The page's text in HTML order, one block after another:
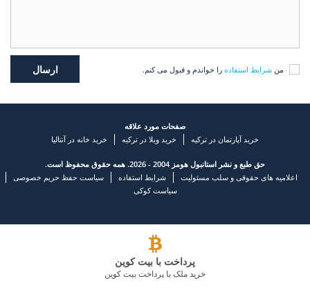
من شرایط استفاده را خواندم و قبول می کنم.
صفحات مورد علاقه
خرید آپارتمان در ترکیه
خرید ویلا در ترکیه خرید خانه در آنتالیا
حق طبع و نشر استانبول هومز 2004 - 2026. همه حقوق محفوظ است.
اعلامیه های حقوقی و سلب مسئولیت
شرایط استفاده
سیاست حفظ حریم خصوصی
سیاست کوکی
پرداخت با بیت کوین
خرید ملک با پرداخت بیت کوین